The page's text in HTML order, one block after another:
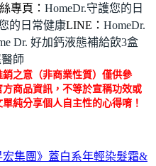
專頁： HomeDr.守護您的日
的日常健康LINE： HomeDr.
Dr. 好加鈣液態補給飲3盒
師
之意（非商業性質）僅供參
商品資訊，不等於宣稱功效或
純分享個人自主性的心得唷！
宏集團》蓋白系年輕染髮霜&